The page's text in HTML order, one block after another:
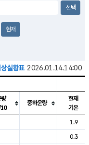
현재
실황표 2026.01.14.14:00
, 바람, 기압등을 안내한 표입
량
중하운량
현재
기온
1.9
0.3